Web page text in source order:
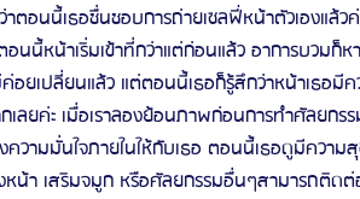
าตอนนี้เธอชื่นชอบการถ่ายเซลฟี่หน้าตัวเองแล้
อนนี้หน้าเริ่มเข้าที่กว่าแต่ก่อนแล้ว อาการบวม
ค่อยเปลี่ยนแล้ว แต่ตอนนี้เธอก็รู้สึกว่าหน้าเธอ
เลยค่ะ เมื่อเราลองย้อนภาพก่อนการทำศัลยกร
ความมั่นใจภายในให้กับเธอ ตอนนี้เธอดูมีควา
หน้า เสริมจมูก หรือศัลยกรรมอื่นๆสามารถติดต่